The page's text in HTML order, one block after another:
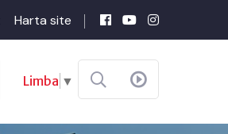
Harta site
Limba ▼